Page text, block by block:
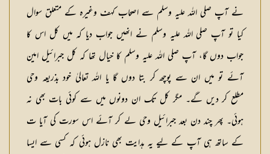
نے آپ صلی اللہ علیہ وسلم سے اصحاب کہف وغیرہ کے متعلق سوال
کیا تو آپ صلی اللہ علیہ وسلم نے انھیں جواب دیا کہ میں کل اس کا
جواب دوں گا، آپ صلی اللہ علیہ وسلم کا خیال تھا کہ کل جبرائیل امین
آئے تو میں ان سے پوچھ کر بتا دوں گا یا اللہ تعالیٰ خود بذریعہ وحی
مطلع کر دیں گے۔ مگر کل تک ان دونوں میں سے کوئی بات بھی نہ
ہوئی۔ پھر چند دن بعد جبرائیل وحی لے کر آئے اس سورت کی آیا ت
کے ساتھ ہی آپ کے لیے یہ ہدایت بھی نازل ہوئی کہ کسی سے ایسا